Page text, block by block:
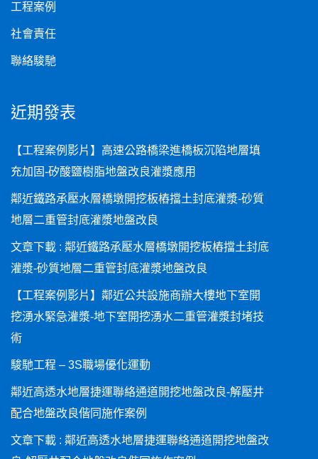
工程案例
社會責任
聯絡駿馳
近期發表
【工程案例影片】高速公路橋梁進橋板沉陷地層填
充加固-矽酸鹽樹脂地盤改良灌漿應用
鄰近鐵路承壓水層橋墩開挖板樁擋土封底灌漿-砂質
地層二重管封底灌漿地盤改良
文章下載 : 鄰近鐵路承壓水層橋墩開挖板樁擋土封底
灌漿-砂質地層二重管封底灌漿地盤改良
【工程案例影片】鄰近公共設施商辦大樓地下室開
挖湧水緊急灌漿-地下室開挖湧水二重管灌漿封堵技
術
駿馳工程 – 3S職場優化運動
鄰近高透水地層捷運聯絡通道開挖地盤改良-解壓井
配合地盤改良偕同施作案例
文章下載 : 鄰近高透水地層捷運聯絡通道開挖地盤改